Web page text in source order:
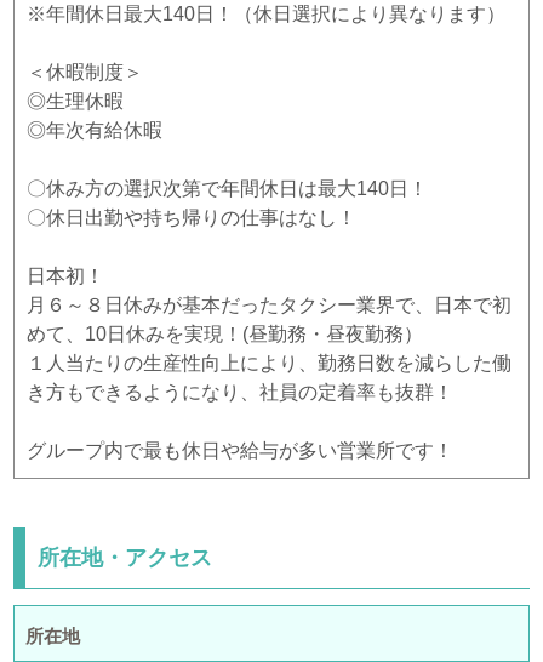
※年間休日最大140日！（休日選択により異なります）
＜休暇制度＞
◎生理休暇
◎年次有給休暇
〇休み方の選択次第で年間休日は最大140日！
〇休日出勤や持ち帰りの仕事はなし！
日本初！
月６～８日休みが基本だったタクシー業界で、日本で初
めて、10日休みを実現！(昼勤務・昼夜勤務）
１人当たりの生産性向上により、勤務日数を減らした働
き方もできるようになり、社員の定着率も抜群！
グループ内で最も休日や給与が多い営業所です！
所在地・アクセス
所在地